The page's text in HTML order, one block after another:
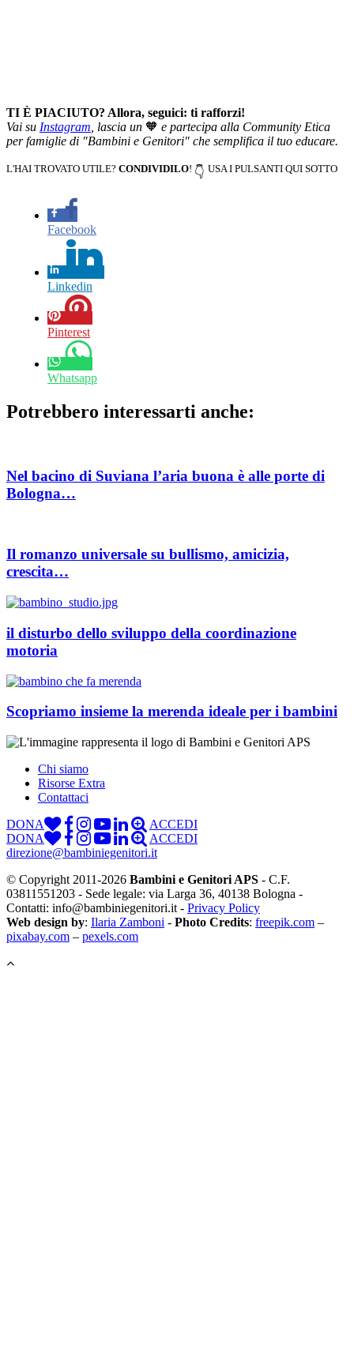
TI È PIACIUTO? Allora, seguici: ti rafforzi!
Vai su Instagram , lascia un 🧡 e partecipa alla Community Etica
per famiglie di "Bambini e Genitori" che semplifica il tuo educare.
L'HAI TROVATO UTILE? CONDIVIDILO! 👇 USA I PULSANTI QUI SOTTO
Facebook
Linkedin
Pinterest
Whatsapp
Potrebbero interessarti anche:
Nel bacino di Suviana l’aria buona è alle porte di
Bologna…
Il romanzo universale su bullismo, amicizia,
crescita…
il disturbo dello sviluppo della coordinazione
motoria
Scopriamo insieme la merenda ideale per i bambini
Chi siamo
Risorse Extra
Contattaci
DONA
ACCEDI
DONA
ACCEDI
direzione@bambiniegenitori.it
© Copyright 2011-2026 Bambini e Genitori APS - C.F.
03811551203 - Sede legale: via Larga 36, 40138 Bologna -
Contatti: info@bambiniegenitori.it - Privacy Policy
Web design by: Ilaria Zamboni - Photo Credits: freepik.com –
pixabay.com – pexels.com